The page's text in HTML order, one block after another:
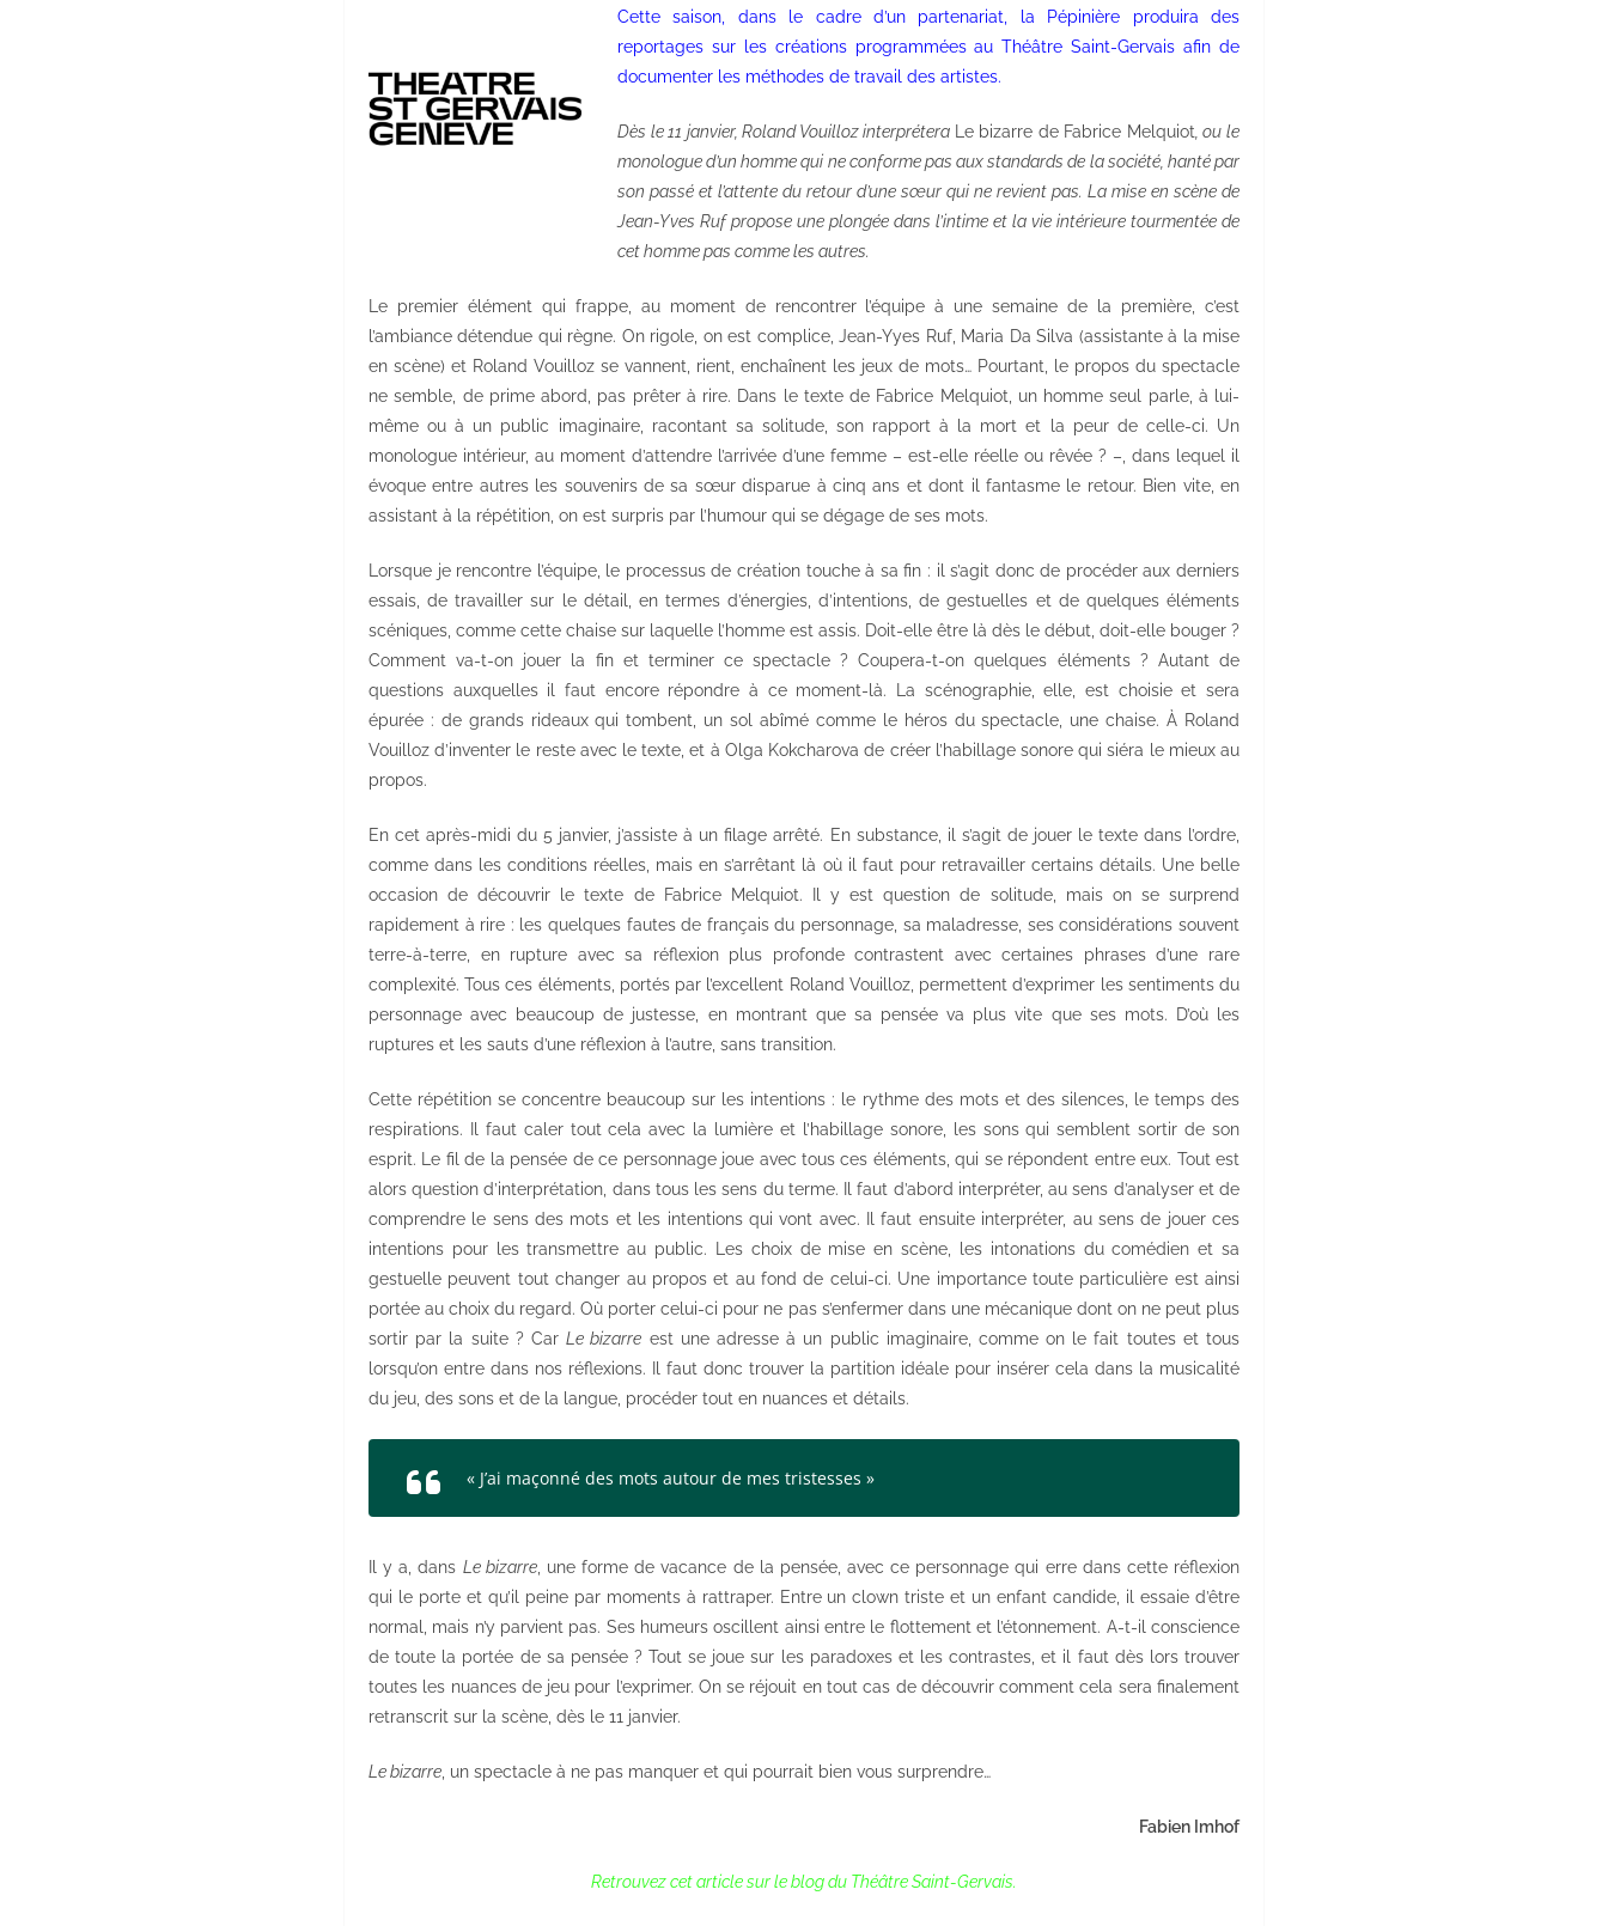
Cette saison, dans le cadre d’un partenariat, la Pépinière produira des
reportages sur les créations programmées auThéâtre Saint-Gervais afin de
documenter les méthodes de travail des artistes.
Dès le 11 janvier, Roland Vouilloz interprétera Le bizarre de Fabrice Melquiot , ou le
monologue d’un homme qui ne conforme pas aux standards de la société, hanté par
son passé et l’attente du retour d’une sœur qui ne revient pas. La mise en scène de
Jean-Yves Ruf propose une plongée dans l’intime et la vie intérieure tourmentée de
cet homme pas comme les autres.
Le premier élément qui frappe, au moment de rencontrer l’équipe à une semaine de la première, c’est
l’ambiance détendue qui règne. On rigole, on est complice, Jean-Yyes Ruf, Maria Da Silva (assistante à la mise
en scène) et Roland Vouilloz se vannent, rient, enchaînent les jeux de mots… Pourtant, le propos du spectacle
ne semble, de prime abord, pas prêter à rire. Dans le texte de Fabrice Melquiot, un homme seul parle, à lui-
même ou à un public imaginaire, racontant sa solitude, son rapport à la mort et la peur de celle-ci. Un
monologue intérieur, au moment d’attendre l’arrivée d’une femme – est-elle réelle ou rêvée ? –, dans lequel il
évoque entre autres les souvenirs de sa sœur disparue à cinq ans et dont il fantasme le retour. Bien vite, en
assistant à la répétition, on est surpris par l’humour qui se dégage de ses mots.
Lorsque je rencontre l’équipe, le processus de création touche à sa fin : il s’agit donc de procéder aux derniers
essais, de travailler sur le détail, en termes d’énergies, d’intentions, de gestuelles et de quelques éléments
scéniques, comme cette chaise sur laquelle l’homme est assis. Doit-elle être là dès le début, doit-elle bouger ?
Comment va-t-on jouer la fin et terminer ce spectacle ? Coupera-t-on quelques éléments ? Autant de
questions auxquelles il faut encore répondre à ce moment-là. La scénographie, elle, est choisie et sera
épurée : de grands rideaux qui tombent, un sol abîmé comme le héros du spectacle, une chaise. À Roland
Vouilloz d’inventer le reste avec le texte, et à Olga Kokcharova de créer l’habillage sonore qui siéra le mieux au
propos.
En cet après-midi du 5 janvier, j’assiste à un filage arrêté. En substance, il s’agit de jouer le texte dans l’ordre,
comme dans les conditions réelles, mais en s’arrêtant là où il faut pour retravailler certains détails. Une belle
occasion de découvrir le texte de Fabrice Melquiot. Il y est question de solitude, mais on se surprend
rapidement à rire : les quelques fautes de français du personnage, sa maladresse, ses considérations souvent
terre-à-terre, en rupture avec sa réflexion plus profonde contrastent avec certaines phrases d’une rare
complexité. Tous ces éléments, portés par l’excellent Roland Vouilloz, permettent d’exprimer les sentiments du
personnage avec beaucoup de justesse, en montrant que sa pensée va plus vite que ses mots. D’où les
ruptures et les sauts d’une réflexion à l’autre, sans transition.
Cette répétition se concentre beaucoup sur les intentions : le rythme des mots et des silences, le temps des
respirations. Il faut caler tout cela avec la lumière et l’habillage sonore, les sons qui semblent sortir de son
esprit. Le fil de la pensée de ce personnage joue avec tous ces éléments, qui se répondent entre eux. Tout est
alors question d’interprétation, dans tous les sens du terme. Il faut d’abord interpréter, au sens d’analyser et de
comprendre le sens des mots et les intentions qui vont avec. Il faut ensuite interpréter, au sens de jouer ces
intentions pour les transmettre au public. Les choix de mise en scène, les intonations du comédien et sa
gestuelle peuvent tout changer au propos et au fond de celui-ci. Une importance toute particulière est ainsi
portée au choix du regard. Où porter celui-ci pour ne pas s’enfermer dans une mécanique dont on ne peut plus
sortir par la suite ? CarLe bizarre est une adresse à un public imaginaire, comme on le fait toutes et tous
lorsqu’on entre dans nos réflexions. Il faut donc trouver la partition idéale pour insérer cela dans la musicalité
du jeu, des sons et de la langue, procéder tout en nuances et détails.
« J’ai maçonné des mots autour de mes tristesses »
Il y a, dans Le bizarre, une forme de vacance de la pensée, avec ce personnage qui erre dans cette réflexion
qui le porte et qu’il peine par moments à rattraper. Entre un clown triste et un enfant candide, il essaie d’être
normal, mais n’y parvient pas. Ses humeurs oscillent ainsi entre le flottement et l’étonnement. A-t-il conscience
de toute la portée de sa pensée ? Tout se joue sur les paradoxes et les contrastes, et il faut dès lors trouver
toutes les nuances de jeu pour l’exprimer. On se réjouit en tout cas de découvrir comment cela sera finalement
retranscrit sur la scène, dès le 11 janvier.
Le bizarre , un spectacle à ne pas manquer et qui pourrait bien vous surprendre…
Fabien Imhof
Retrouvez cet article sur le blog du Théâtre Saint-Gervais.